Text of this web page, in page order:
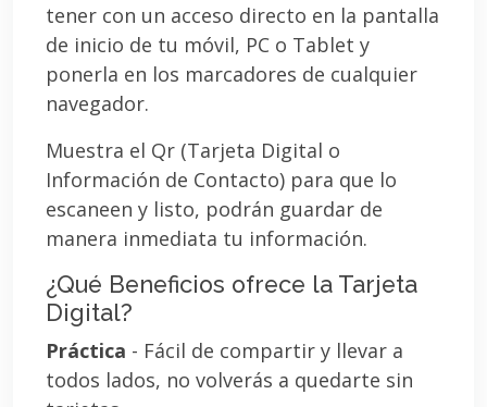
tener con un acceso directo en la pantalla
de inicio de tu móvil, PC o Tablet y
ponerla en los marcadores de cualquier
navegador.
Muestra el Qr (Tarjeta Digital o
Información de Contacto) para que lo
escaneen y listo, podrán guardar de
manera inmediata tu información.
¿Qué Beneficios ofrece la Tarjeta
Digital?
Práctica - Fácil de compartir y llevar a
todos lados, no volverás a quedarte sin